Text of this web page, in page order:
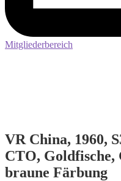
Mitgliederbereich
VR China, 1960,
CTO, Goldfische,
braune Färbung